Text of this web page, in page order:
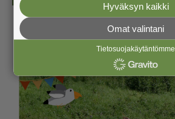
Hyväksyn kaikki
Omat valintani
Tietosuojakäytäntömme